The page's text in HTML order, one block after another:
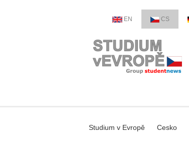
EN CS
Studium v Evropě Cesko